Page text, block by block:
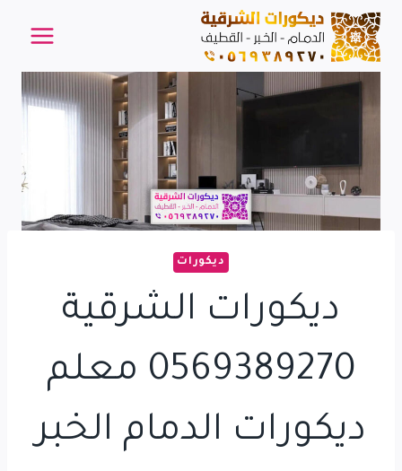
التجاوز
المحتوى
ديكورات
ديكورات الشرقية
0569389270 معلم
ديكورات الدمام الخبر